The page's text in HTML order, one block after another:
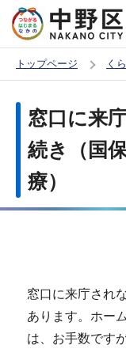
の
ー
す
トップページ く
窓口に来
続き（国
療）
窓口に来庁され
あります。ホー
は、お手数です